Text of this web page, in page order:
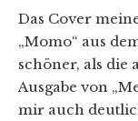
Das Cover
„Momo“ aus
schöner, als die
Ausgabe von
mir auch